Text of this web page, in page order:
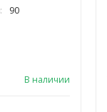
90
В наличии